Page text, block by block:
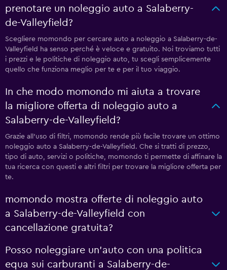
prenotare un noleggio auto a Salaberry-
de-Valleyfield?
Scegliere momondo per cercare auto a noleggio a Salaberry-de-
Valleyfield ha senso perché è veloce e gratuito. Noi troviamo tutti
i prezzi e le politiche di noleggio auto, tu scegli semplicemente
quello che funziona meglio per te e per il tuo viaggio.
In che modo momondo mi aiuta a trovare
la migliore offerta di noleggio auto a
Salaberry-de-Valleyfield?
Grazie all'uso di filtri, momondo rende più facile trovare un ottimo
noleggio auto a Salaberry-de-Valleyfield. Che si tratti di prezzo,
tipo di auto, servizi o politiche, momondo ti permette di affinare la
tua ricerca con questi e altri filtri per trovare la migliore offerta per
te.
momondo mostra offerte di noleggio auto
a Salaberry-de-Valleyfield con
cancellazione gratuita?
Posso noleggiare un'auto con una politica
equa sui carburanti a Salaberry-de-